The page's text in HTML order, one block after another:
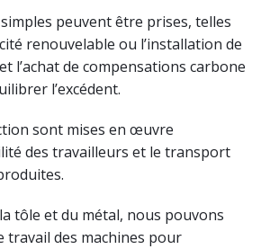
peuvent être prises, telles
renouvelable ou l’installation de
l’achat de compensations carbone
l’excédent.
sont mises en œuvre
des travailleurs et le transport
tôle et du métal, nous pouvons
travail des machines pour